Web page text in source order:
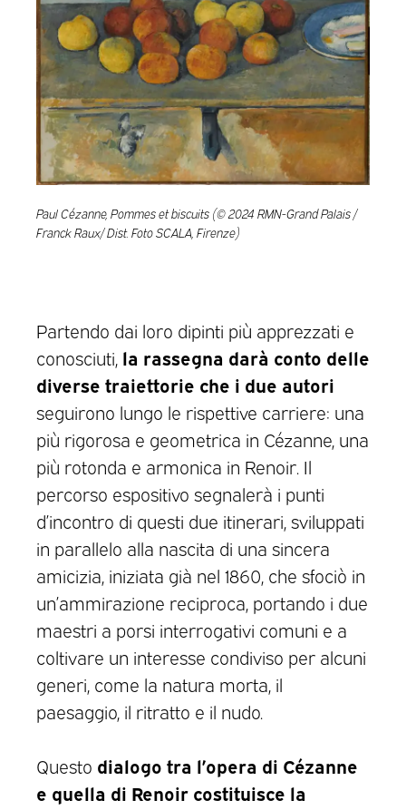
Paul Cézanne, Pommes et biscuits (© 2024 RMN-Grand Palais /
Franck Raux/ Dist. Foto SCALA, Firenze)
Partendo dai loro dipinti più apprezzati e
conosciuti, la rassegna darà conto delle
diverse traiettorie che i due autori
seguirono lungo le rispettive carriere: una
più rigorosa e geometrica in Cézanne, una
più rotonda e armonica in Renoir. Il
percorso espositivo segnalerà i punti
d’incontro di questi due itinerari, sviluppati
in parallelo alla nascita di una sincera
amicizia, iniziata già nel 1860, che sfociò in
un’ammirazione reciproca, portando i due
maestri a porsi interrogativi comuni e a
coltivare un interesse condiviso per alcuni
generi, come la natura morta, il
paesaggio, il ritratto e il nudo.
Questo dialogo tra l’opera di Cézanne
e quella di Renoir costituisce la